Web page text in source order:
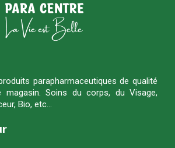
parapharmaceutiques de qualité
magasin. Soins du corps, du Visage,
Bio, etc…